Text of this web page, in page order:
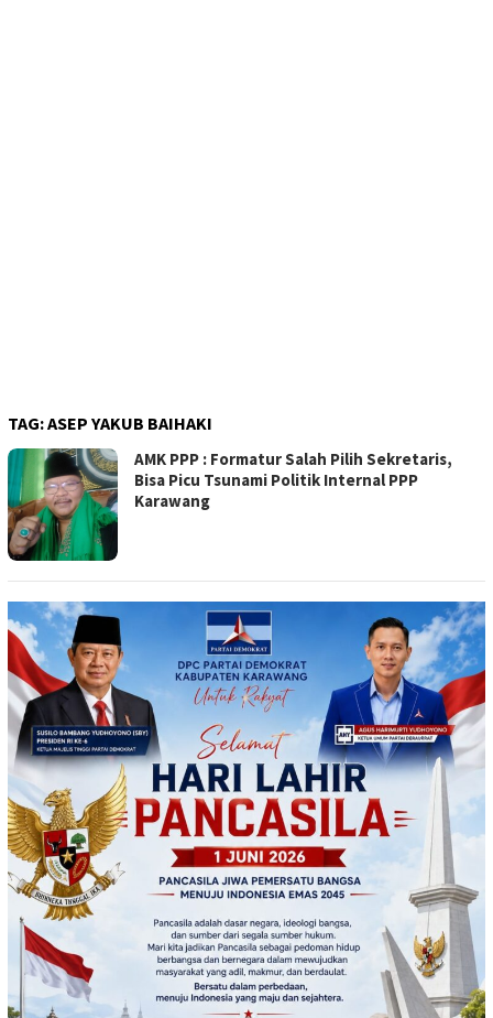
TAG:ASEP YAKUB BAIHAKI
AMK PPP : Formatur Salah Pilih Sekretaris,
Bisa Picu Tsunami Politik Internal PPP
Karawang